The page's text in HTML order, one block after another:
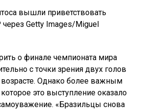
вышли приветствовать
Getty Images/Miguel
о финале чемпионата мира
с точки зрения двух голов
Однако более важным
это выступление оказало
«Бразильцы снова